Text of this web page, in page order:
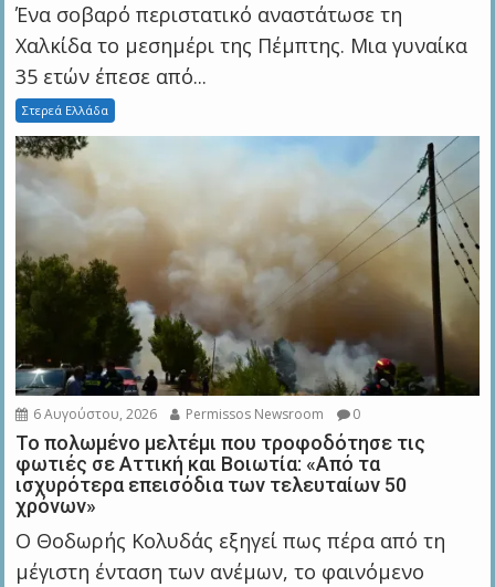
Ένα σοβαρό περιστατικό αναστάτωσε τη
Χαλκίδα το μεσημέρι της Πέμπτης. Μια γυναίκα
35 ετών έπεσε από...
Στερεά Ελλάδα
6 Αυγούστου, 2026 Permissos Newsroom 0
Το πολωμένο μελτέμι που τροφοδότησε τις
φωτιές σε Αττική και Βοιωτία: «Από τα
ισχυρότερα επεισόδια των τελευταίων 50
χρόνων»
Ο Θοδωρής Κολυδάς εξηγεί πως πέρα από τη
μέγιστη ένταση των ανέμων, το φαινόμενο